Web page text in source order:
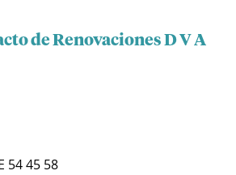
de Renovaciones D V A
54 45 58